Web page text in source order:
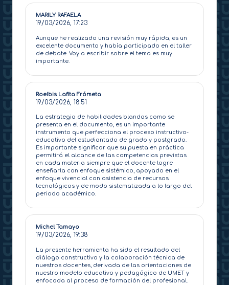
MARILY RAFAELA
19/03/2026, 17:23
Aunque he realizado una revisión muy rápida, es un
excelente documento y había participado en el taller
de debate. Voy a escribir sobre el tema es muy
importante.
Roelbis Lafita Frómeta
19/03/2026, 18:51
La estrategia de habilidades blandas como se
presenta en el documento, es un importante
instrumento que perfecciona el proceso instructivo-
educativo del estudiantado de grado y postgrado.
Es importante significar que su puesta en práctica
permitirá el alcance de las competencias previstas
en cada materia siempre que el docente logre
enseñarla con enfoque sistémico, apoyado en el
enfoque vivencial con asistencia de recursos
tecnológicos y de modo sistematizada a lo largo del
periodo académico.
Michel Tamayo
19/03/2026, 19:38
La presente herramienta ha sido el resultado del
diálogo constructivo y la colaboración técnica de
nuestros docentes, derivada de las orientaciones de
nuestro modelo educativo y pedagógico de UMET y
enfocada al proceso de formación del profesional.